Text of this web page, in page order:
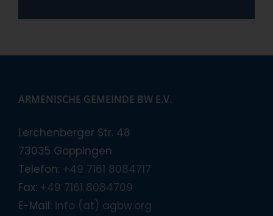
ARMENISCHE GEMEINDE BW E.V.
Lerchenberger Str. 48
73035 Göppingen
Telefon: +49 7161 8084717
Fax: +49 7161 8084709
E-Mail: info (at) agbw.org